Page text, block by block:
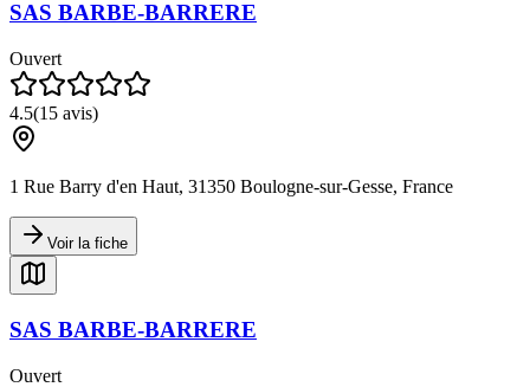
SAS BARBE-BARRERE
Ouvert
4.5(15 avis)
1 Rue Barry d'en Haut, 31350 Boulogne-sur-Gesse, France
Voir la fiche
SAS BARBE-BARRERE
Ouvert